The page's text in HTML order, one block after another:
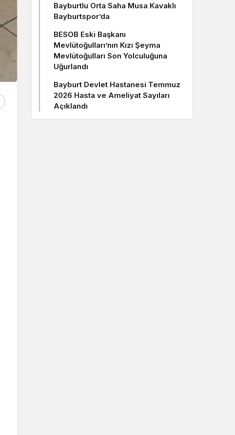
Bayburtlu Orta Saha Musa Kavaklı
Bayburtspor’da
BESOB Eski Başkanı
Mevlütoğulları’nın Kızı Şeyma
Mevlütoğulları Son Yolculuğuna
Uğurlandı
Bayburt Devlet Hastanesi Temmuz
2026 Hasta ve Ameliyat Sayıları
Açıklandı